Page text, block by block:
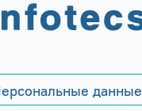
данные